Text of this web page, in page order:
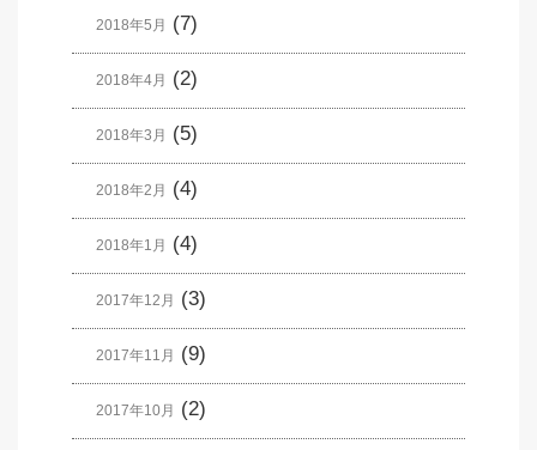
2018年5月 (7)
2018年4月 (2)
2018年3月 (5)
2018年2月 (4)
2018年1月 (4)
2017年12月 (3)
2017年11月 (9)
2017年10月 (2)